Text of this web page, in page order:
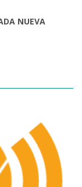
NUEVA